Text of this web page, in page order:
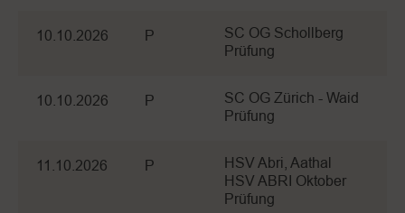
10.10.2026 P
SC OG Schollberg
Prüfung
10.10.2026 P
SC OG Zürich - Waid
Prüfung
11.10.2026 P
HSV Abri, Aathal
HSV ABRI Oktober
Prüfung